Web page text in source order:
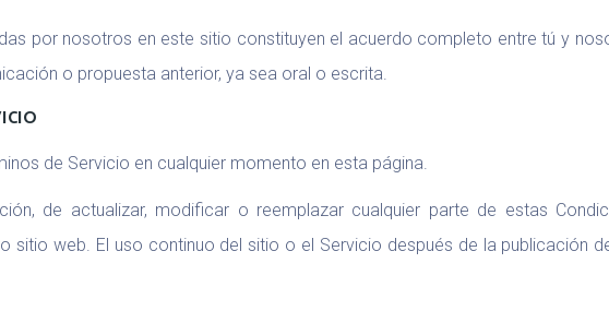
por nosotros en este sitio constituyen el acuerdo completo entre tú y
o propuesta anterior, ya sea oral o escrita.
de Servicio en cualquier momento en esta página.
de actualizar, modificar o reemplazar cualquier parte de estas
sitio web. El uso continuo del sitio o el Servicio después de la publicación